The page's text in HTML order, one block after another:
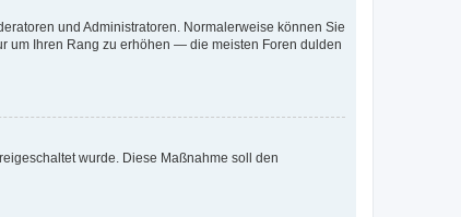
und Administratoren. Normalerweise können Sie
um Ihren Rang zu erhöhen — die meisten Foren dulden
wurde. Diese Maßnahme soll den